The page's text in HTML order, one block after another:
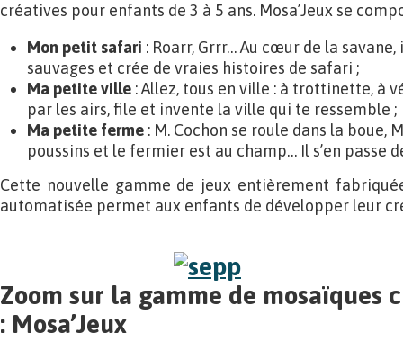
créatives pour enfants de 3 à 5 ans. Mosa’Jeux se
Mon petit safari : Roarr, Grrr… Au cœur de la
sauvages et crée de vraies histoires de safari ;
Ma petite ville : Allez, tous en ville : à trottinette, à
par les airs, file et invente la ville qui te ressemble ;
Ma petite ferme : M. Cochon se roule dans la boue,
poussins et le fermier est au champ… Il s’en passe
Cette nouvelle gamme de jeux entièrement
automatisée permet aux enfants de développer leur
Zoom sur la gamme de mosaïques
: Mosa’Jeux